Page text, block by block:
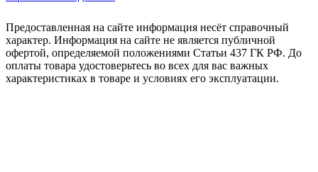
Предоставленная на сайте информация несёт справочный
характер. Информация на сайте не является публичной
офертой, определяемой положениями Статьи 437 ГК РФ. До
оплаты товара удостоверьтесь во всех для вас важных
характеристиках в товаре и условиях его эксплуатации.